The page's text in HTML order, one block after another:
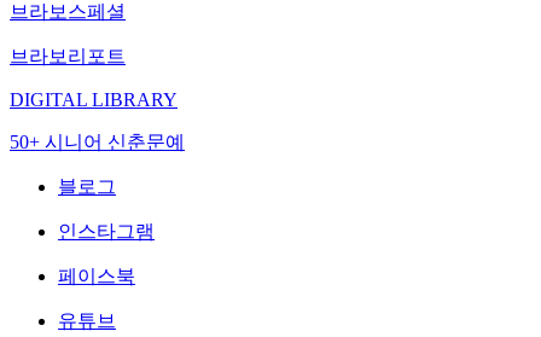
브라보스페셜
브라보리포트
DIGITAL LIBRARY
50+ 시니어 신춘문예
블로그
인스타그램
페이스북
유튜브